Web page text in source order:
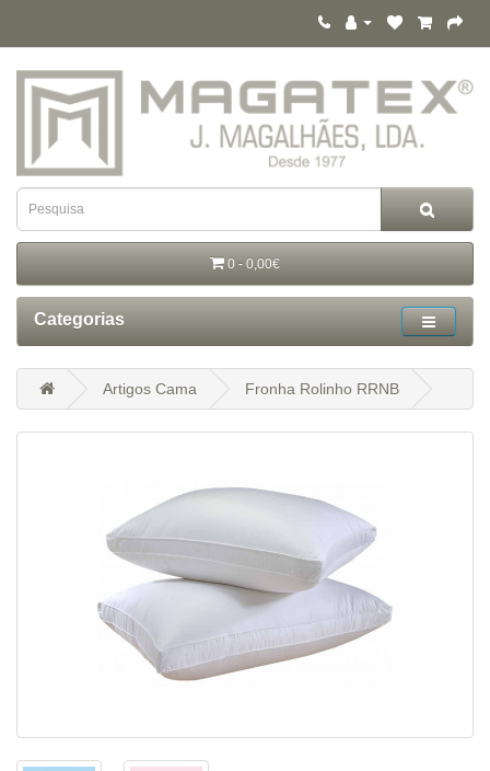
0 - 0,00€
Categorias
Artigos Cama Fronha Rolinho RRNB